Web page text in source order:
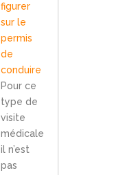
figurer
sur le
permis
de
conduire
Pour ce
type de
visite
médicale
il n’est
pas